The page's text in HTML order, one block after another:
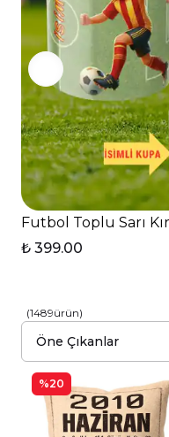
Futbol Toplu Sarı
₺ 399.00
(1489ürün)
%20